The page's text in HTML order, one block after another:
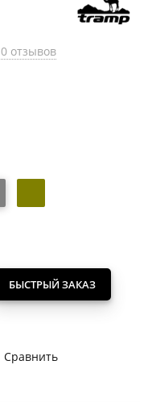
0 отзывов
БЫСТРЫЙ ЗАКАЗ
Сравнить